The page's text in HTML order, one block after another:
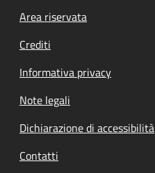
Footer menu
Area riservata
Crediti
Informativa privacy
Note legali
Dichiarazione di accessibilità
Contatti